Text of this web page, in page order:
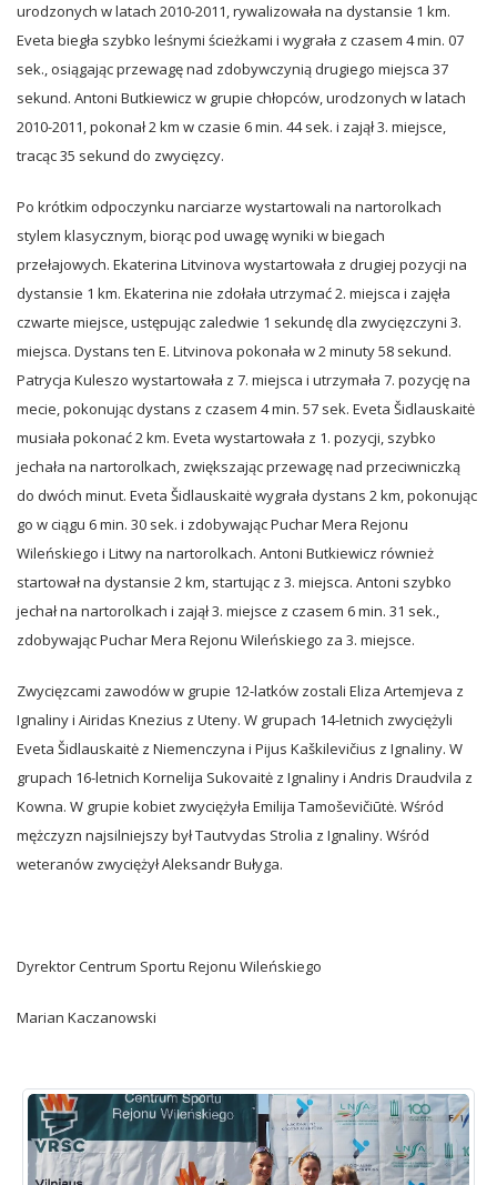
urodzonych w latach 2010-2011, rywalizowała na dystansie 1 km.
Eveta biegła szybko leśnymi ścieżkami i wygrała z czasem 4 min. 07
sek., osiągając przewagę nad zdobywczynią drugiego miejsca 37
sekund. Antoni Butkiewicz w grupie chłopców, urodzonych w latach
2010-2011, pokonał 2 km w czasie 6 min. 44 sek. i zajął 3. miejsce,
tracąc 35 sekund do zwycięzcy.
Po krótkim odpoczynku narciarze wystartowali na nartorolkach
stylem klasycznym, biorąc pod uwagę wyniki w biegach
przełajowych. Ekaterina Litvinova wystartowała z drugiej pozycji na
dystansie 1 km. Ekaterina nie zdołała utrzymać 2. miejsca i zajęła
czwarte miejsce, ustępując zaledwie 1 sekundę dla zwycięzczyni 3.
miejsca. Dystans ten E. Litvinova pokonała w 2 minuty 58 sekund.
Patrycja Kuleszo wystartowała z 7. miejsca i utrzymała 7. pozycję na
mecie, pokonując dystans z czasem 4 min. 57 sek. Eveta Šidlauskaitė
musiała pokonać 2 km. Eveta wystartowała z 1. pozycji, szybko
jechała na nartorolkach, zwiększając przewagę nad przeciwniczką
do dwóch minut. Eveta Šidlauskaitė wygrała dystans 2 km, pokonując
go w ciągu 6 min. 30 sek. i zdobywając Puchar Mera Rejonu
Wileńskiego i Litwy na nartorolkach. Antoni Butkiewicz również
startował na dystansie 2 km, startując z 3. miejsca. Antoni szybko
jechał na nartorolkach i zajął 3. miejsce z czasem 6 min. 31 sek.,
zdobywając Puchar Mera Rejonu Wileńskiego za 3. miejsce.
Zwycięzcami zawodów w grupie 12-latków zostali Eliza Artemjeva z
Ignaliny i Airidas Knezius z Uteny. W grupach 14-letnich zwyciężyli
Eveta Šidlauskaitė z Niemenczyna i Pijus Kaškilevičius z Ignaliny. W
grupach 16-letnich Kornelija Sukovaitė z Ignaliny i Andris Draudvila z
Kowna. W grupie kobiet zwyciężyła Emilija Tamoševičiūtė. Wśród
mężczyzn najsilniejszy był Tautvydas Strolia z Ignaliny. Wśród
weteranów zwyciężył Aleksandr Bułyga.
Dyrektor Centrum Sportu Rejonu Wileńskiego
Marian Kaczanowski